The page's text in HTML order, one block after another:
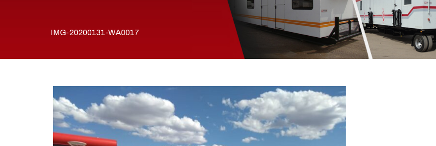
IMG-20200131-WA0017